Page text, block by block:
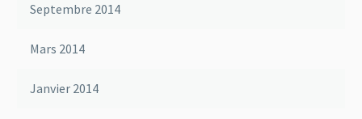
Septembre 2014
Mars 2014
Janvier 2014